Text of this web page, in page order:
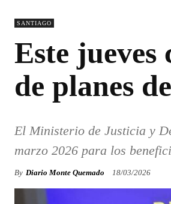
SANTIAGO
Este jueves
de planes
El Ministerio de Justicia y
marzo 2026 para los
By Diario Monte Quemado 18/03/2026